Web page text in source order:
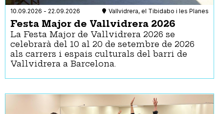
Taller
Teatre
Visita guiada
Xerrada
Idioma
10.09.2026 - 22.09.2026 Vallvidrera, el Tibidabo i les Planes
Festa Major de Vallvidrera 2026
La Festa Major de Vallvidrera 2026 se
celebrarà del 10 al 20 de setembre de 2026
als carrers i espais culturals del barri de
Vallvidrera a Barcelona.